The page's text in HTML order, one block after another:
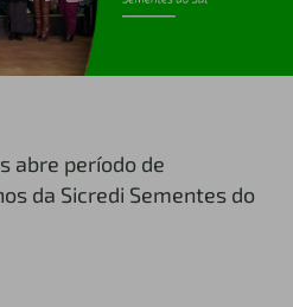
abre período de
da Sicredi Sementes do